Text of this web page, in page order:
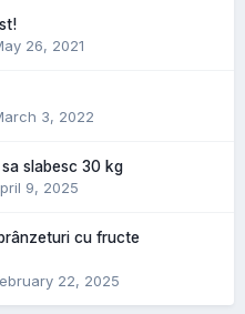
26, 2021
3, 2022
slabesc 30 kg
9, 2025
cu fructe
22, 2025